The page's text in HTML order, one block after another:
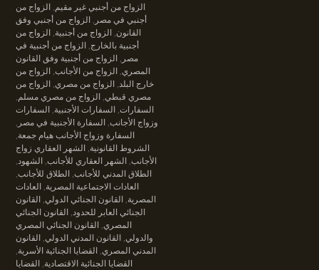
الزواج من أجنبي غير مقيم, الزواج من
أجنبي في مصر , الزواج من أجنبي وفق
القانون, الزواج من أجنبية, الزواج من
أجنبية بالخارج, الزواج من أجنبية في
مصر , الزواج من أجنبية وفق القانون
المصري, الزواج من الأجانب, الزواج من
خارج البلد, الزواج من مصري, الزواج من
مصري قبطي, الزواج من مصري مسلم,
السفارات, السفارات الأجنبية, السفارات
وزواج الأجانب, السفارة الأجنبية في مصر ,
السفارة وزواج الأجانب هيام جمعة,
الشروط القانونية, الشهر العقاري زواج
الأجانب, الشهر العقاري للأجانب, الشهود,
الطلاق المدني للأجانب, الطلاق للأجانب,
العادات الاجتماعية المصرية, العادات
المصرية, القانون الجنائي الدولي, القانون
الجنائي العابر للحدود, القانون الجنائي
المصري, القانون الجنائي المصري
والدولي, القانون المدني الدولي, القانون
المدني المصري, القضايا الجنائية الأسرية,
القضايا الجنائية الاقتصادية, القضايا